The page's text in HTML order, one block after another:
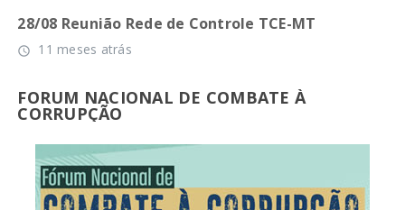
28/08 Reunião Rede de Controle TCE-MT
access_time 11 meses atrás
FORUM NACIONAL DE COMBATE À
CORRUPÇÃO